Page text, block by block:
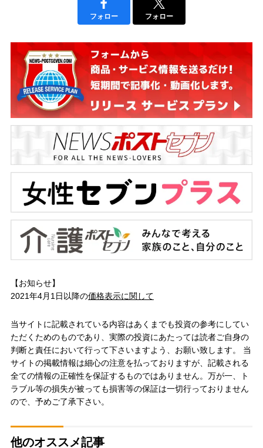
フォロー フォロー
【お知らせ】
2021年4月1日以降の価格表示に関して
当サイトに記載されている内容はあくまでも投資の参考にしてい
ただくためのものであり、実際の投資にあたっては読者ご自身の
判断と責任において行って下さいますよう、お願い致します。 当
サイトの掲載情報は細心の注意を払っておりますが、記載される
全ての情報の正確性を保証するものではありません。万が一、ト
ラブル等の損失が被っても損害等の保証は一切行っておりません
ので、予めご了承下さい。
他のオススメ記事